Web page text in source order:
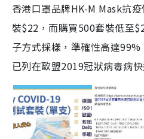
香港口罩品牌HK-M Mask抗
裝$22，而購買500套裝低至
子方式採樣，準確性高達
已列在歐盟2019冠狀病毒病